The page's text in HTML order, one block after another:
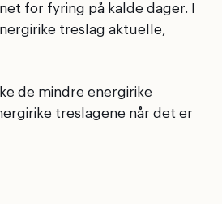
for fyring på kalde dager. I
treslag aktuelle,
de mindre energirike
treslagene når det er